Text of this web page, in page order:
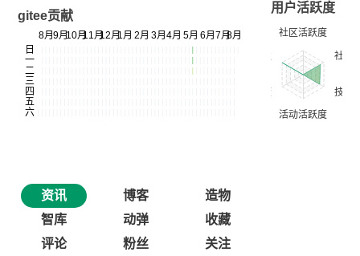
gitee贡献
用户活跃度
资讯 博客
造物
智库
动弹
收藏
评论
粉丝 关注